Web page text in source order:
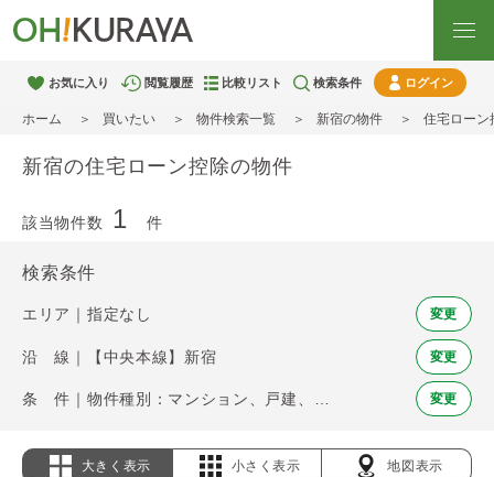
お気に入り 閲覧履歴 比較リスト 検索条件 ログイン
ホーム 買いたい 物件検索一覧 新宿の物件 住宅ローン
新宿の住宅ローン控除の物件
該当物件数 1 件
検索条件
エリア｜指定なし 変更
沿 線｜【中央本線】新宿 変更
変更
大きく表示 小さく表示 地図表示